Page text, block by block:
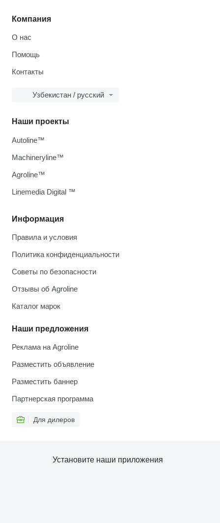
Компания
О нас
Помощь
Контакты
Узбекистан / русский
Информация
Правила и условия
Политика конфиденциальности
Советы по безопасности
Отзывы об Agroline
Каталог марок
Наши предложения
Реклама на Agroline
Разместить объявление
Разместить баннер
Партнерская программа
Для дилеров
Наши проекты
Autoline™
Machineryline™
Agroline™
Linemedia Digital ™
Установите наши приложения